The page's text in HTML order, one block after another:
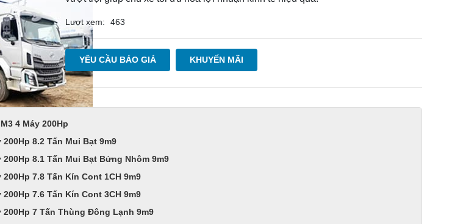
Lượt xem: 463
YÊU CẦU BÁO GIÁ KHUYẾN MÃI
4 Máy 200Hp
8.2 Tấn Mui Bạt 9m9
8.1 Tấn Mui Bạt Bửng Nhôm 9m9
7.8 Tấn Kín Cont 1CH 9m9
7.6 Tấn Kín Cont 3CH 9m9
200Hp 7 Tấn Thùng Đông Lạnh 9m9